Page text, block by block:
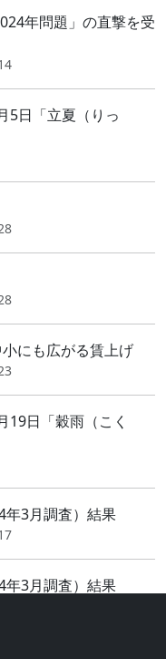
年問題」の直撃を受
日「立夏（りっ
にも広がる賃上げ
日「穀雨（こく
3月調査）結果
3月調査）結果